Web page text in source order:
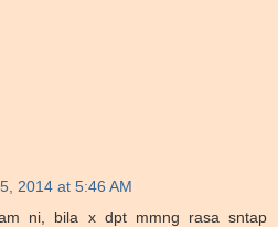
2014 at 5:46 AM
ni, bila x dpt mmng rasa sntap